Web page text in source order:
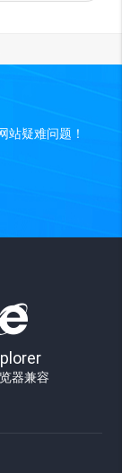
站疑难问题！
器兼容